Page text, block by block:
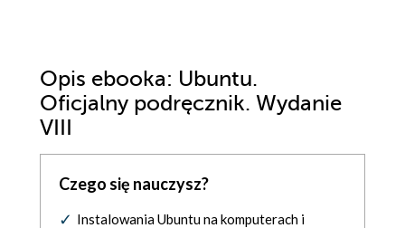
Opis ebooka: Ubuntu.
Oficjalny podręcznik. Wydanie
VIII
Czego się nauczysz?
Instalowania Ubuntu na komputerach i